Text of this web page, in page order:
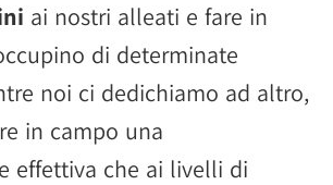
ai nostri alleati e fare in
di determinate
noi ci dedichiamo ad altro,
in campo una
effettiva che ai livelli di